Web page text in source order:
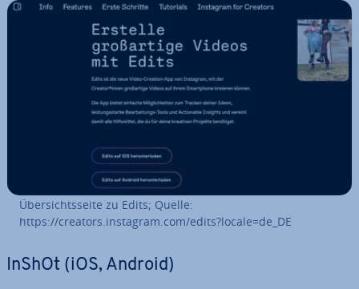
Über­sichts­sei­te zu Edits; Quelle:
https://creators.instagram.com/edits?locale=de_DE
InShOt (iOS, Android)